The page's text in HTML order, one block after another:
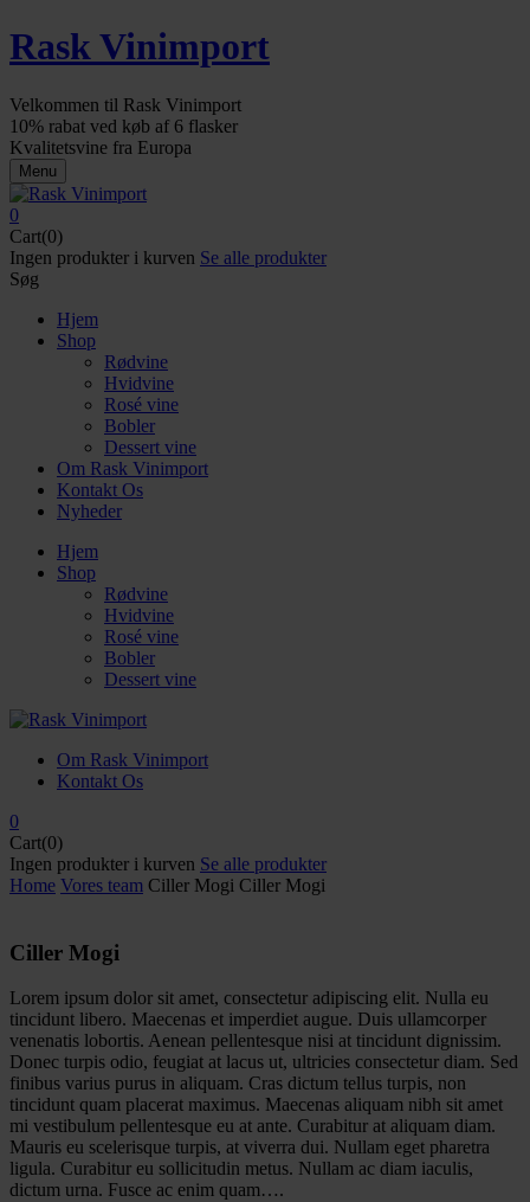
Rask Vinimport
Velkommen til Rask Vinimport
10% rabat ved køb af 6 flasker
Kvalitetsvine fra Europa
Menu
0
Cart(0)
Ingen produkter i kurven Se alle produkter
Søg
Hjem
Shop
Rødvine
Hvidvine
Rosé vine
Bobler
Dessert vine
Om Rask Vinimport
Kontakt Os
Nyheder
Hjem
Shop
Rødvine
Hvidvine
Rosé vine
Bobler
Dessert vine
Om Rask Vinimport
Kontakt Os
0
Cart(0)
Ingen produkter i kurven Se alle produkter
Home Vores team Ciller Mogi Ciller Mogi
Ciller Mogi
Lorem ipsum dolor sit amet, consectetur adipiscing elit. Nulla eu
tincidunt libero. Maecenas et imperdiet augue. Duis ullamcorper
venenatis lobortis. Aenean pellentesque nisi at tincidunt dignissim.
Donec turpis odio, feugiat at lacus ut, ultricies consectetur diam. Sed
finibus varius purus in aliquam. Cras dictum tellus turpis, non
tincidunt quam placerat maximus. Maecenas aliquam nibh sit amet
mi vestibulum pellentesque eu at ante. Curabitur at aliquam diam.
Mauris eu scelerisque turpis, at viverra dui. Nullam eget pharetra
ligula. Curabitur eu sollicitudin metus. Nullam ac diam iaculis,
dictum urna. Fusce ac enim quam….